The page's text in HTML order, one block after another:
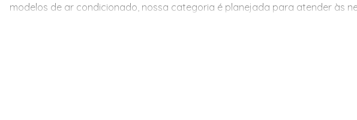
modelos de ar condicionado, nossa categoria é planejada para atender às